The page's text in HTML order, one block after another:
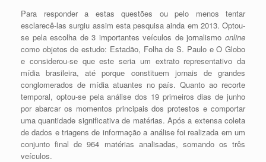
Para responder a estas questões ou pelo menos tentar
esclarecê-las surgiu assim esta pesquisa ainda em 2013. Optou-
se pela escolha de 3 importantes veículos de jornalismo online
como objetos de estudo: Estadão, Folha de S. Paulo e O Globo
e considerou-se que este seria um extrato representativo da
mídia brasileira, até porque constituem jornais de grandes
conglomerados de mídia atuantes no país. Quanto ao recorte
temporal, optou-se pela análise dos 19 primeiros dias de junho
por abarcar os momentos principais dos protestos e comportar
uma quantidade significativa de matérias. Após a extensa coleta
de dados e triagens de informação a análise foi realizada em um
conjunto final de 964 matérias analisadas, somando os três
veículos.